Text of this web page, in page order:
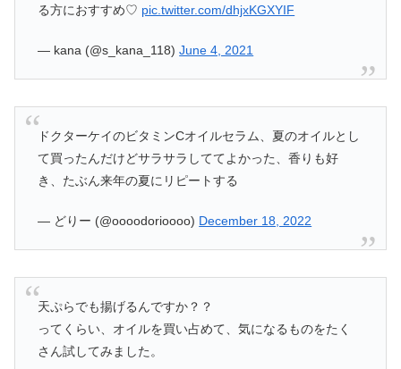
る方におすすめ♡ pic.twitter.com/dhjxKGXYIF
— kana (@s_kana_118)June 4, 2021
ドクターケイのビタミンCオイルセラム、夏のオイルとし
て買ったんだけどサラサラしててよかった、香りも好
き、たぶん来年の夏にリピートする
— どりー (@oooodorioooo) December 18, 2022
天ぷらでも揚げるんですか？？
ってくらい、オイルを買い占めて、気になるものをたく
さん試してみました。